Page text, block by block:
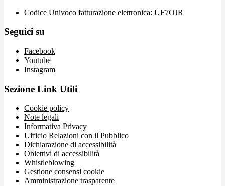
Codice Univoco fatturazione elettronica: UF7OJR
Seguici su
Facebook
Youtube
Instagram
Sezione Link Utili
Cookie policy
Note legali
Informativa Privacy
Ufficio Relazioni con il Pubblico
Dichiarazione di accessibilità
Obiettivi di accessibilità
Whistleblowing
Gestione consensi cookie
Amministrazione trasparente